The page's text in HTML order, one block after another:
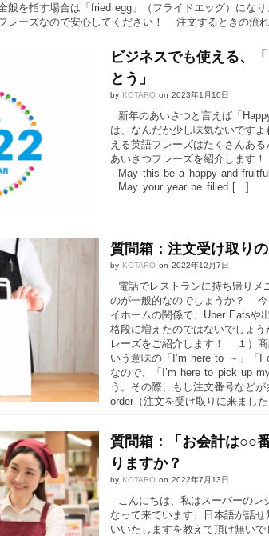
般を指す場合は「fried egg」（フライドエッグ）にな
フレーズなので安心してください！ 注文するときの
ビジネスでも使える、
とう」
by KOTARO on 2023年1月10日
新年のあいさつと言えば「
は、なんだか少し味気ないです
える英語フレーズはたくさんあ
あいさつフレーズを紹介します
May this be a happy and
May your year be filled […]
質問箱：注文受け取り
by KOTARO on 2022年12月7日
電話でレストランに持ち帰りメ
のが一般的なのでしょうか？
イホームの関係で、Uber Eatsや
格段に増えたのではないでしょ
レーズをご紹介します！ １）商
いう意味の「I’m here to ～」「
なので、「I’m here to pick up
う。その際、もし注文番号など
order（注文を受け取りに来まし
質問箱：「お会計は○○
りますか？
by KOTARO on 2022年7月13日
こんにちは、私はスーパーのレ
なって来ています、日本語が話
いいたしますを教えて頂け無い